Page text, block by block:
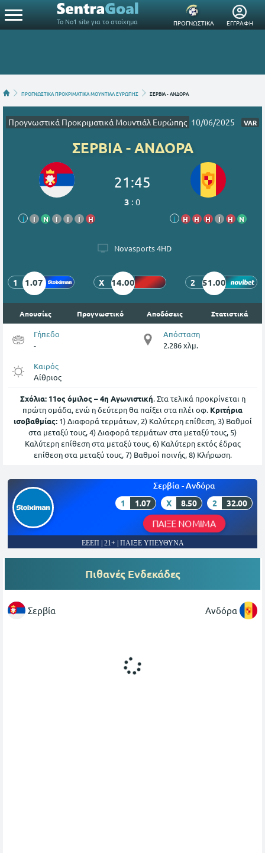
Το Νο1 site για το στοίχημα ΠΡΟΓΝΩΣΤΙΚΑ ΕΓΓΡΑΦΗ
ΠΡΟΓΝΩΣΤΙΚΑ ΠΡΟΚΡΙΜΑΤΙΚΑ ΜΟΥΝΤΙΑΛ ΕΥΡΩΠΗΣ ΣΕΡΒΙΑ - ΑΝΔΟΡΑ
Προγνωστικά Προκριματικά Μουντιάλ Ευρώπης 10/06/2025 VAR
ΣΕΡΒΙΑ - ΑΝΔΟΡΑ
i Ι Ν Ι Ι Ι Η
21:45
3 :0
i Η Η Η Ι Η Ν
Novasports 4HD
1 1.07 X 14.00 2 51.00
Απουσίες Προγνωστικό Αποδόσεις Στατιστικά
Γήπεδο
-
Απόσταση
2.286 χλμ.
Καιρός
Αίθριος
Σχόλια: 11ος όμιλος – 4η Αγωνιστική. Στα τελικά προκρίνεται η
πρώτη ομάδα, ενώ η δεύτερη θα παίξει στα πλέι οφ. Κριτήρια
ισοβαθμίας:1) Διαφορά τερμάτων, 2) Καλύτερη επίθεση, 3) Βαθμοί
στα μεταξύ τους, 4) Διαφορά τερμάτων στα μεταξύ τους, 5)
Καλύτερη επίθεση στα μεταξύ τους, 6) Καλύτερη εκτός έδρας
επίθεση στα μεταξύ τους, 7) Βαθμοί ποινής, 8) Κλήρωση.
Σερβία - Ανδόρα
1 1.07 X 8.50 2 32.00
ΠΑΙΞΕ ΝΟΜΙΜΑ
ΕΕΕΠ | 21+ | ΠΑΙΞΕ ΥΠΕΥΘΥΝΑ
Πιθανές Ενδεκάδες
Σερβία Ανδόρα